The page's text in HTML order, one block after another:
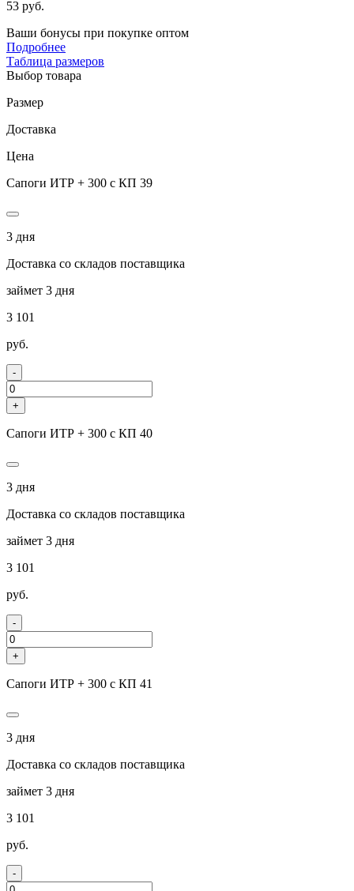
53 руб.
Ваши бонусы при покупке оптом
Подробнее
Таблица размеров
Выбор товара
Размер
Доставка
Цена
Сапоги ИТР + 300 с КП 39
3 дня
Доставка со складов поставщика
займет 3 дня
3 101
руб.
-
+
Сапоги ИТР + 300 с КП 40
3 дня
Доставка со складов поставщика
займет 3 дня
3 101
руб.
-
+
Сапоги ИТР + 300 с КП 41
3 дня
Доставка со складов поставщика
займет 3 дня
3 101
руб.
-